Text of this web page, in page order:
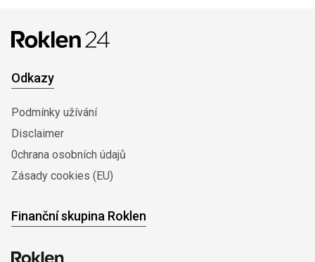
Odkazy
Podmínky užívání
Disclaimer
0chrana osobních údajů
Zásady cookies (EU)
Finanční skupina Roklen